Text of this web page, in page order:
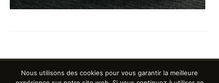
Nous utilisons des cookies pour vous garantir la meilleure